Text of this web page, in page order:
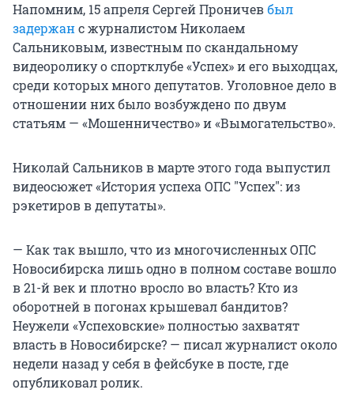
Напомним, 15 апреля Сергей Проничевбыл
задержанс журналистом Николаем
Сальниковым, известным по скандальному
видеоролику о спортклубе «Успех» и его выходцах,
среди которых много депутатов. Уголовное дело в
отношении них было возбуждено по двум
статьям — «Мошенничество» и «Вымогательство».
Николай Сальников в марте этого года выпустил
видеосюжет «История успеха ОПС "Успех": из
рэкетиров в депутаты».
— Как так вышло, что из многочисленных ОПС
Новосибирска лишь одно в полном составе вошло
в 21-й век и плотно вросло во власть? Кто из
оборотней в погонах крышевал бандитов?
Неужели «Успеховские» полностью захватят
власть в Новосибирске? — писал журналист около
недели назад у себя в фейсбуке в посте, где
опубликовал ролик.